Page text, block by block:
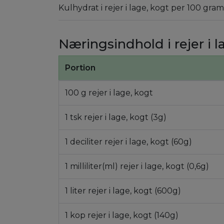
Kulhydrat i rejer i lage, kogt per 100
Næringsindhold i rejer i
Portion
100 g rejer i lage, kogt
1 tsk rejer i lage, kogt (3g)
1 deciliter rejer i lage, kogt (60g)
1 milliliter(ml) rejer i lage, kogt (0,6g)
1 liter rejer i lage, kogt (600g)
1 kop rejer i lage, kogt (140g)